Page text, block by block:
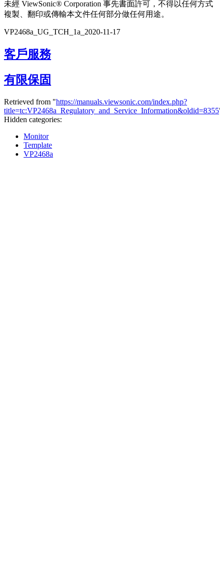
未經 ViewSonic® Corporation 事先書面許可，不得以任何方式
複製、翻印或傳輸本文件任何部分做任何用途。
VP2468a_UG_TCH_1a_2020-11-17
客戶服務
有限保固
Retrieved from "https://manuals.viewsonic.com/index.php?
title=tc:VP2468a_Regulatory_and_Service_Information&oldid=8355
Hidden categories:
Monitor
Template
VP2468a